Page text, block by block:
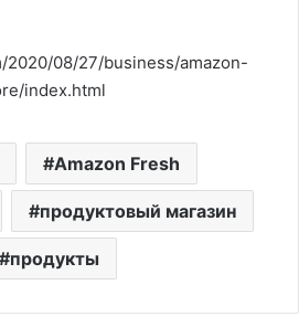
08/27/business/amazon-
index.html
Amazon Fresh
продуктовый магазин
продукты